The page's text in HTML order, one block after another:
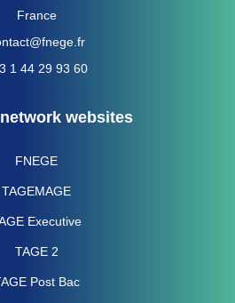
France
1 44 29 93 60
websites
FNEGE
TAGEMAGE
Executive
TAGE 2
Post Bac